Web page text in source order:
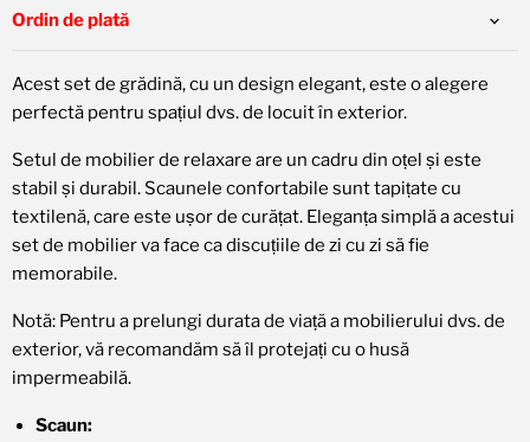
🚨 Pentru plata în rate, alegeți
Plăți în rate cu
Ordin de plată
Acest set de grădină, cu un design elegant, este o alegere
perfectă pentru spațiul dvs. de locuit în exterior.
Setul de mobilier de relaxare are un cadru din oțel și este
stabil și durabil. Scaunele confortabile sunt tapițate cu
textilenă, care este ușor de curățat. Eleganța simplă a acestui
set de mobilier va face ca discuțiile de zi cu zi să fie
memorabile.
Notă: Pentru a prelungi durata de viață a mobilierului dvs. de
exterior, vă recomandăm să îl protejați cu o husă
impermeabilă.
Scaun: